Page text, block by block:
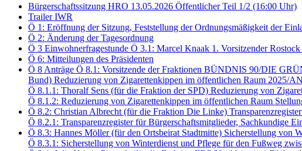
Bürgerschaftssitzung HRO 13.05.2026 Öffentlicher Teil 1/2 (16:00 Uhr)
Trailer IWR
Ö 1: Eröffnung der Sitzung, Feststellung der Ordnungsmäßigkeit der
Ö 2: Änderung der Tagesordnung
Ö 3 Einwohnerfragestunde Ö 3.1: Marcel Knaak 1. Vorsitzender
Ö 6: Mitteilungen des Präsidenten
Ö 8 Anträge Ö 8.1: Vorsitzende der Fraktionen BÜNDNIS 90/DIE
Bund) Reduzierung von Zigarettenkippen im öffentlichen Raum 2025/
Ö 8.1.1: Thoralf Sens (für die Fraktion der SPD) Reduzierung von
Ö 8.1.2: Reduzierung von Zigarettenkippen im öffentlichen Raum
Ö 8.2: Christian Albrecht (für die Fraktion Die Linke)
Ö 8.2.1: Transparenzregister für Bürgerschaftsmitglieder, Sachkundige
Ö 8.3: Hannes Möller (für den Ortsbeirat Stadtmitte) Sicherstellung von
Ö 8.3.1: Sicherstellung von Winterdienst und Pflege für den Fußweg